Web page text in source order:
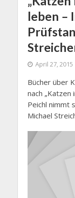
leben –
April 27, 2015
Bücher über
nach „Katzen
Peichl nimmt
Michael